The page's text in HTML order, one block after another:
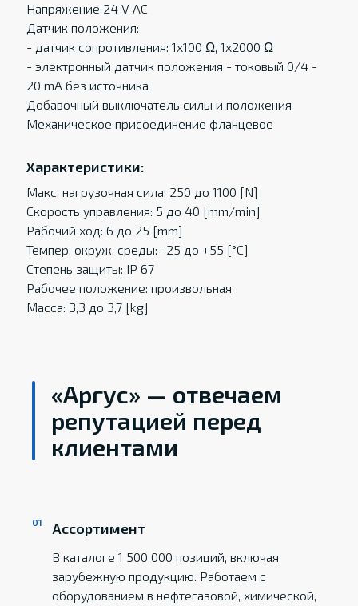
Напряжение 24 V AC
Датчик положения:
- датчик сопротивления: 1x100 Ω, 1x2000 Ω
- электронный датчик положения - токовый 0/4 -
20 mA без источника
Добавочный выключатель силы и положения
Механическое присоединение фланцевое
Характеристики:
Макс. нагрузочная сила: 250 до 1100 [N]
Скорость управления: 5 до 40 [mm/min]
Рабочий ход: 6 до 25 [mm]
Темпер. oкруж. среды: -25 до +55 [°C]
Степень защиты: IP 67
Рабочее положение: произвольная
Масса: 3,3 до 3,7 [kg]
«Аргус» — отвечаем
репутацией перед
клиентами
Ассортимент
В каталоге 1 500 000 позиций, включая
зарубежную продукцию. Работаем с
оборудованием в нефтегазовой, химической,